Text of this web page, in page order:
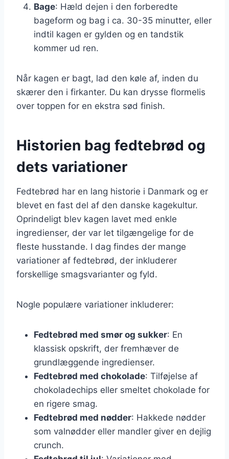
Bage: Hæld dejen i den forberedte
bageform og bag i ca. 30-35 minutter, eller
indtil kagen er gylden og en tandstik
kommer ud ren.
Når kagen er bagt, lad den køle af, inden du
skærer den i firkanter. Du kan drysse flormelis
over toppen for en ekstra sød finish.
Historien bag fedtebrød og
dets variationer
Fedtebrød har en lang historie i Danmark og er
blevet en fast del af den danske kagekultur.
Oprindeligt blev kagen lavet med enkle
ingredienser, der var let tilgængelige for de
fleste husstande. I dag findes der mange
variationer af fedtebrød, der inkluderer
forskellige smagsvarianter og fyld.
Nogle populære variationer inkluderer:
Fedtebrød med smør og sukker: En
klassisk opskrift, der fremhæver de
grundlæggende ingredienser.
Fedtebrød med chokolade: Tilføjelse af
chokoladechips eller smeltet chokolade for
en rigere smag.
Fedtebrød med nødder: Hakkede nødder
som valnødder eller mandler giver en dejlig
crunch.